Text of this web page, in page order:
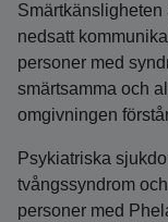
Smärtkänsligheten
nedsatt
personer med
smärtsamma och
omgivningen
Psykiatriska
tvångssyndrom
personer med